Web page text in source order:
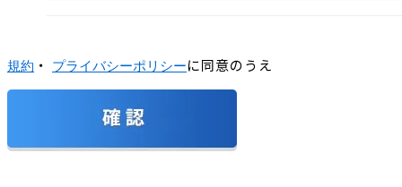
規約 ・ プライバシーポリシーに同意のうえ